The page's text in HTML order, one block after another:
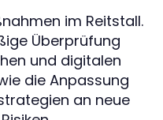
im Reitstall.
Überprüfung
und digitalen
die Anpassung
an neue